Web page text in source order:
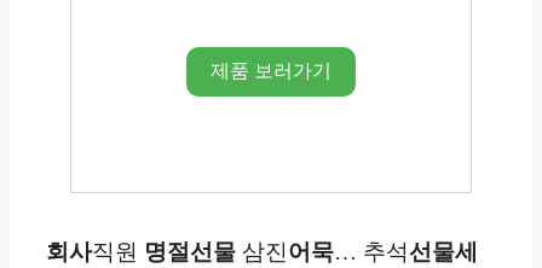
제품 보러가기
회사직원 명절선물 삼진어묵… 추석선물세